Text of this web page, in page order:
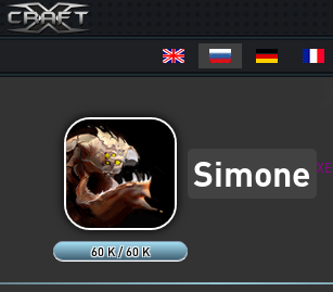
60 K / 60 K
Simone